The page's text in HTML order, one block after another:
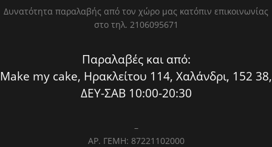
Δυνατότητα παραλαβής από τον χώρο μας κατόπιν επικοινωνίας
στο τηλ. 2106095671
Παραλαβές και από:
Make my cake, Ηρακλείτου 114, Χαλάνδρι, 152 38,
ΔΕΥ-ΣΑΒ 10:00-20:30
–
ΑΡ. ΓΕΜΗ: 87221102000